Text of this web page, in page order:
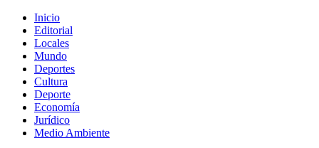
Inicio
Editorial
Locales
Mundo
Deportes
Cultura
Deporte
Economía
Jurídico
Medio Ambiente